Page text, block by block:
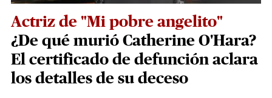
Actriz de "Mi pobre angelito"
¿De qué murió Catherine O'Hara?
El certificado de defunción aclara
los detalles de su deceso